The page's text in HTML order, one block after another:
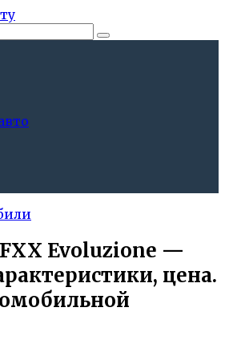
Evoluzione —
цена.